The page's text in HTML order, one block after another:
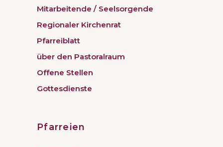
Mitarbeitende / Seelsorgende
Regionaler Kirchenrat
Pfarreiblatt
über den Pastoralraum
Offene Stellen
Gottesdienste
Pfarreien